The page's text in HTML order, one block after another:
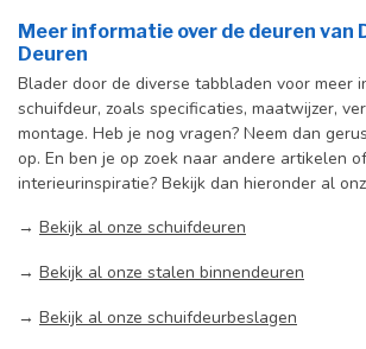
Meer informatie over de deuren van
Deuren
Blader door de diverse tabbladen voor meer
schuifdeur, zoals specificaties, maatwijzer,
montage. Heb je nog vragen? Neem dan
op. En ben je op zoek naar andere artikelen
interieurinspiratie? Bekijk dan hieronder al
→ Bekijk al onze schuifdeuren
→ Bekijk al onze stalen binnendeuren
→ Bekijk al onze schuifdeurbeslagen